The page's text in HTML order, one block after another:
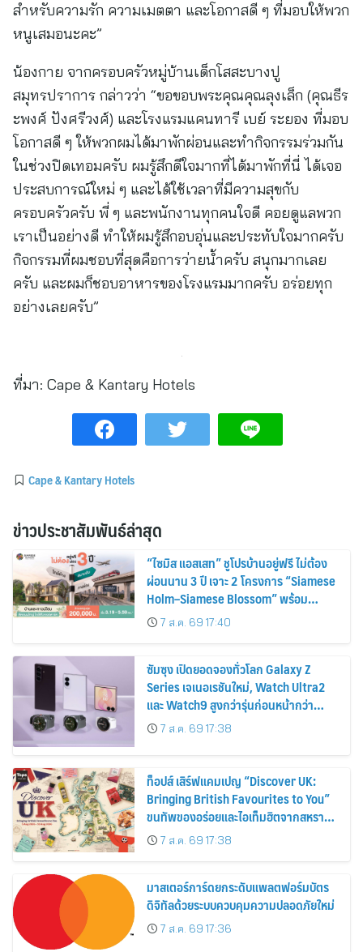
สำหรับความรัก ความเมตตา และโอกาสดี ๆ ที่มอบให้พวก
หนูเสมอนะคะ”
น้องกาย จากครอบครัวหมู่บ้านเด็กโสสะบางปู
สมุทรปราการ กล่าวว่า “ขอขอบพระคุณคุณลุงเล็ก (คุณธีร
ะพงศ์ ปังศรีวงศ์) และโรงแรมแคนทารี เบย์ ระยอง ที่มอบ
โอกาสดี ๆ ให้พวกผมได้มาพักผ่อนและทำกิจกรรมร่วมกัน
ในช่วงปิดเทอมครับ ผมรู้สึกดีใจมากที่ได้มาพักที่นี่ ได้เจอ
ประสบการณ์ใหม่ ๆ และได้ใช้เวลาที่มีความสุขกับ
ครอบครัวครับ พี่ ๆ และพนักงานทุกคนใจดี คอยดูแลพวก
เราเป็นอย่างดี ทำให้ผมรู้สึกอบอุ่นและประทับใจมากครับ
กิจกรรมที่ผมชอบที่สุดคือการว่ายน้ำครับ สนุกมากเลย
ครับ และผมก็ชอบอาหารของโรงแรมมากครับ อร่อยทุก
อย่างเลยครับ”
ที่มา: Cape & Kantary Hotels
Cape & Kantary Hotels
ข่าวประชาสัมพันธ์ล่าสุด
“ไซมิส แอสเสท” ชูโปรบ้านอยู่ฟรี ไม่ต้อง
ผ่อนนาน 3 ปี เจาะ 2 โครงการ “Siamese
Holm–Siamese Blossom” พร้อม
ส่วนลดและสิทธิพิเศษถึง 31 สิงหาคม
2569
7 ส.ค. 69 17:40
ซัมซุง เปิดยอดจองทั่วโลก Galaxy Z
Series เจเนอเรชันใหม่, Watch Ultra2
และ Watch9 สูงกว่ารุ่นก่อนหน้ากว่า
30%7 ส.ค. 69 17:38
ท็อปส์ เสิร์ฟแคมเปญ “Discover UK:
Bringing British Favourites to You”
ขนทัพของอร่อยและไอเท็มฮิตจากสหราช
อาณาจักร ส่งตรงถึงมือตั้งแต่วันนี้ – 18
สิงหาคมนี้
7 ส.ค. 69 17:38
มาสเตอร์การ์ดยกระดับแพลตฟอร์มบัตร
ดิจิทัลด้วยระบบควบคุมความปลอดภัยใหม่
7 ส.ค. 69 17:36